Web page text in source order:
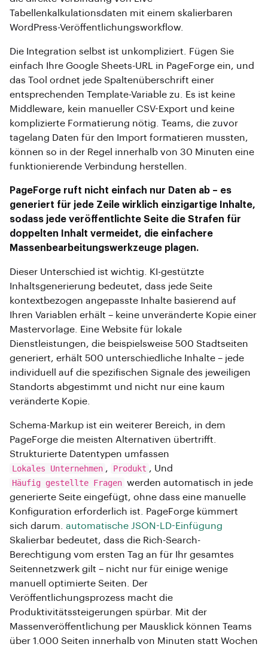
Tabellenkalkulationsdaten mit einem skalierbaren
WordPress-Veröffentlichungsworkflow.
Die Integration selbst ist unkompliziert. Fügen Sie
einfach Ihre Google Sheets-URL in PageForge ein, und
das Tool ordnet jede Spaltenüberschrift einer
entsprechenden Template-Variable zu. Es ist keine
Middleware, kein manueller CSV-Export und keine
komplizierte Formatierung nötig. Teams, die zuvor
tagelang Daten für den Import formatieren mussten,
können so in der Regel innerhalb von 30 Minuten eine
funktionierende Verbindung herstellen.
PageForge ruft nicht einfach nur Daten ab – es
generiert für jede Zeile wirklich einzigartige Inhalte,
sodass jede veröffentlichte Seite die Strafen für
doppelten Inhalt vermeidet, die einfachere
Massenbearbeitungswerkzeuge plagen.
Dieser Unterschied ist wichtig. KI-gestützte
Inhaltsgenerierung bedeutet, dass jede Seite
kontextbezogen angepasste Inhalte basierend auf
Ihren Variablen erhält – keine unveränderte Kopie einer
Mastervorlage. Eine Website für lokale
Dienstleistungen, die beispielsweise 500 Stadtseiten
generiert, erhält 500 unterschiedliche Inhalte – jede
individuell auf die spezifischen Signale des jeweiligen
Standorts abgestimmt und nicht nur eine kaum
veränderte Kopie.
Schema-Markup ist ein weiterer Bereich, in dem
PageForge die meisten Alternativen übertrifft.
Strukturierte Datentypen umfassen
Lokales Unternehmen , Produkt , Und
Häufig gestellte Fragen werden automatisch in jede
generierte Seite eingefügt, ohne dass eine manuelle
Konfiguration erforderlich ist. PageForge kümmert
sich darum. automatische JSON-LD-Einfügung
Skalierbar bedeutet, dass die Rich-Search-
Berechtigung vom ersten Tag an für Ihr gesamtes
Seitennetzwerk gilt – nicht nur für einige wenige
manuell optimierte Seiten. Der
Veröffentlichungsprozess macht die
Produktivitätssteigerungen spürbar. Mit der
Massenveröffentlichung per Mausklick können Teams
über 1.000 Seiten innerhalb von Minuten statt Wochen